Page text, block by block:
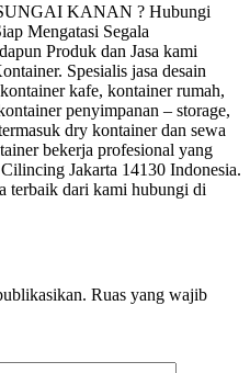
KANAN ? Hubungi
Mengatasi Segala
Produk dan Jasa kami
Spesialis jasa desain
kafe, kontainer rumah,
penyimpanan – storage,
dry kontainer dan sewa
bekerja profesional yang
Jakarta 14130 Indonesia.
terbaik dari kami hubungi di
Ruas yang wajib